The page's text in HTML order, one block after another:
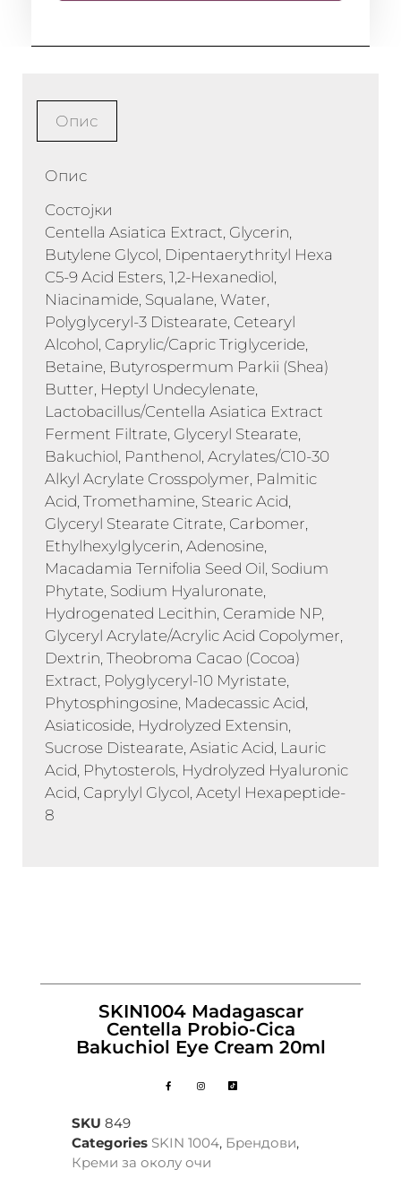
Опис
Опис
Состојки
Centella Asiatica Extract, Glycerin,
Butylene Glycol, Dipentaerythrityl Hexa
C5-9 Acid Esters, 1,2-Hexanediol,
Niacinamide, Squalane, Water,
Polyglyceryl-3 Distearate, Cetearyl
Alcohol, Caprylic/Capric Triglyceride,
Betaine, Butyrospermum Parkii (Shea)
Butter, Heptyl Undecylenate,
Lactobacillus/Centella Asiatica Extract
Ferment Filtrate, Glyceryl Stearate,
Bakuchiol, Panthenol, Acrylates/C10-30
Alkyl Acrylate Crosspolymer, Palmitic
Acid, Tromethamine, Stearic Acid,
Glyceryl Stearate Citrate, Carbomer,
Ethylhexylglycerin, Adenosine,
Macadamia Ternifolia Seed Oil, Sodium
Phytate, Sodium Hyaluronate,
Hydrogenated Lecithin, Ceramide NP,
Glyceryl Acrylate/Acrylic Acid Copolymer,
Dextrin, Theobroma Cacao (Cocoa)
Extract, Polyglyceryl-10 Myristate,
Phytosphingosine, Madecassic Acid,
Asiaticoside, Hydrolyzed Extensin,
Sucrose Distearate, Asiatic Acid, Lauric
Acid, Phytosterols, Hydrolyzed Hyaluronic
Acid, Caprylyl Glycol, Acetyl Hexapeptide-
8
SKIN1004 Madagascar
Centella Probio-Cica
Bakuchiol Eye Cream 20ml
SKU 849
Categories SKIN 1004, Брендови,
Креми за околу очи